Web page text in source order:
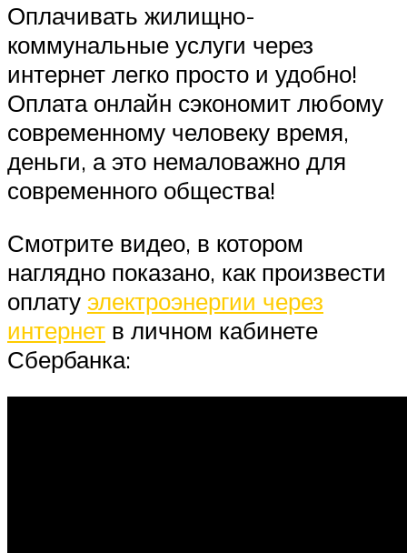
Оплачивать жилищно-
коммунальные услуги через
интернет легко просто и удобно!
Оплата онлайн сэкономит любому
современному человеку время,
деньги, а это немаловажно для
современного общества!
Смотрите видео, в котором
наглядно показано, как произвести
оплату электроэнергии через
интернет в личном кабинете
Сбербанка: